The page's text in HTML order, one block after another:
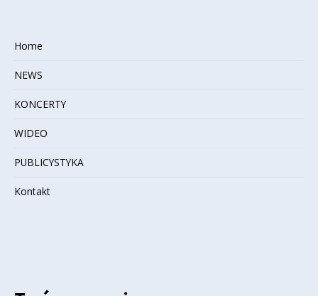
Home
NEWS
KONCERTY
WIDEO
PUBLICYSTYKA
Kontakt